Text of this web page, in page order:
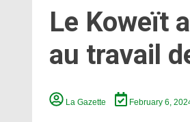
Le Koweït
au travail
La Gazette February 6,